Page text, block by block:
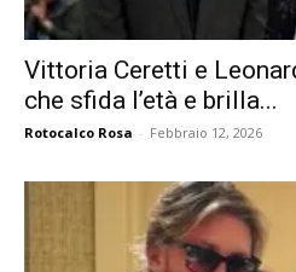
Vittoria Ceretti e
che sfida l’età e brilla...
Rotocalco Rosa - Febbraio 12, 2026